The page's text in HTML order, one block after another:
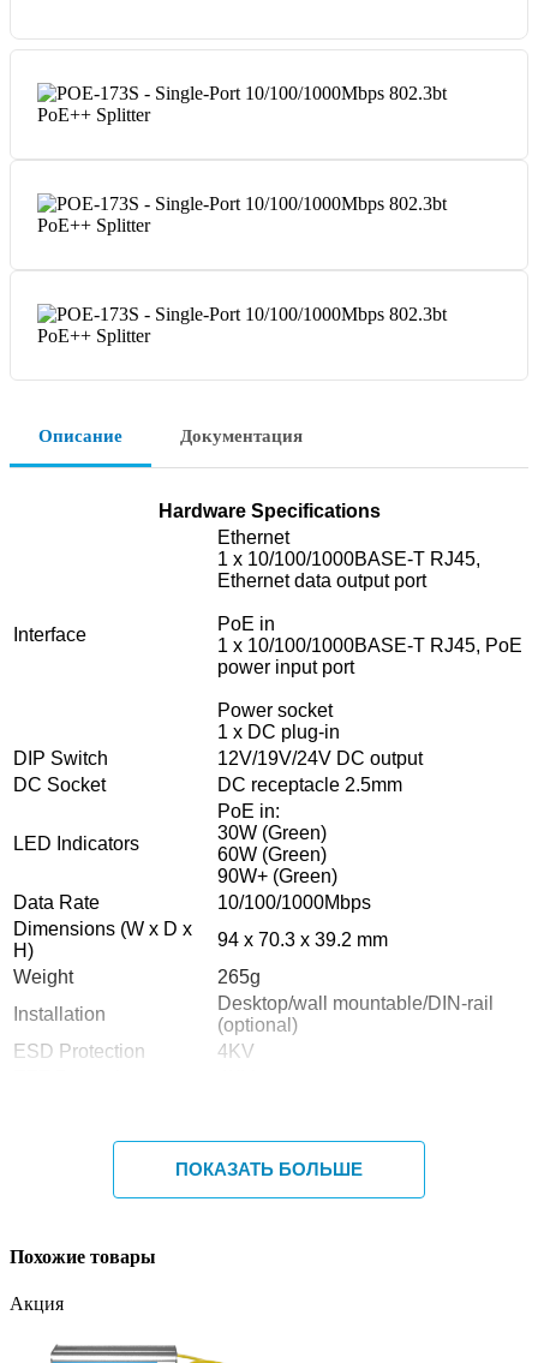
Описание Документация
Hardware Specifications
Interface
Ethernet
1 x 10/100/1000BASE-T RJ45,
Ethernet data output port
PoE in
1 x 10/100/1000BASE-T RJ45, PoE
power input port
Power socket
1 x DC plug-in
DIP Switch
12V/19V/24V DC output
DC Socket
DC receptacle 2.5mm
LED Indicators
PoE in:
30W (Green)
60W (Green)
90W+ (Green)
Data Rate
10/100/1000Mbps
Dimensions (W x D x
H)
94 x 70.3 x 39.2 mm
Weight
265g
Installation
Desktop/wall mountable/DIN-rail
(optional)
ESD Protection
4KV
Unit Output Current (at
56VDC Input)
4.5A@12V DC
ПОКАЗАТЬ БОЛЬШЕ
Похожие товары
Акция